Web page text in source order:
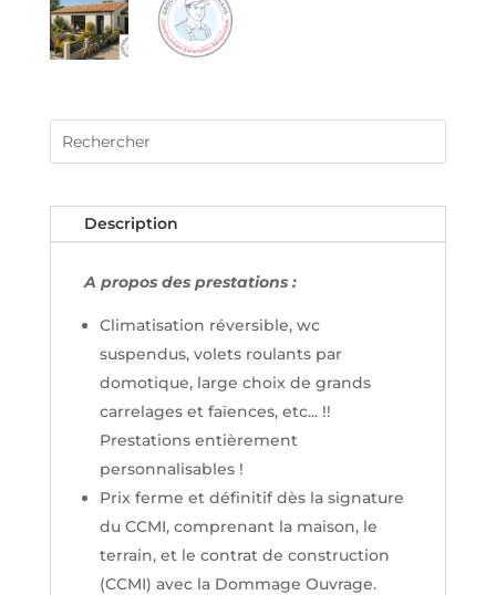
Description
A propos des prestations :
Climatisation réversible, wc
suspendus, volets roulants par
domotique, large choix de grands
carrelages et faïences, etc... !!
Prestations entièrement
personnalisables !
Prix ferme et définitif dès la signature
du CCMI, comprenant la maison, le
terrain, et le contrat de construction
(CCMI) avec la Dommage Ouvrage.